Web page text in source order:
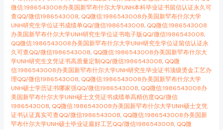
微信:1986543008办美国新罕布什尔大学UNH本科毕业证书留信认证永久可
查QQ/微信1986543008, QQ微信:1986543008办美国新罕布什尔大学
UNH研究生学位证书成绩单QQ/微信1986543008, QQ微信:1986543008
办美国新罕布什尔大学UNH研究生学位证书电子版QQ/微信1986543008,
QQ微信:1986543008办美国新罕布什尔大学UNH研究生学位证留信认证永
久可查QQ/微信1986543008, QQ微信:1986543008办美国新罕布什尔大
学UNH研究生文凭证书高质量定制QQ/微信1986543008, QQ微
信:1986543008办美国新罕布什尔大学UNH研究生毕业证书顶级烫金工艺办
理QQ/微信1986543008, QQ微信:1986543008办美国新罕布什尔大学
UNH硕士学历证书哪家强QQ/微信1986543008, QQ微信:1986543008办
美国新罕布什尔大学UNH硕士文凭证书成绩单高精仿度QQ/微信
1986543008, QQ微信:1986543008办美国新罕布什尔大学UNH硕士文凭
证书认证真实可查QQ/微信1986543008, QQ微信:1986543008办美国新
罕布什尔大学UNH硕士毕业证最好工艺QQ/微信1986543008, QQ微